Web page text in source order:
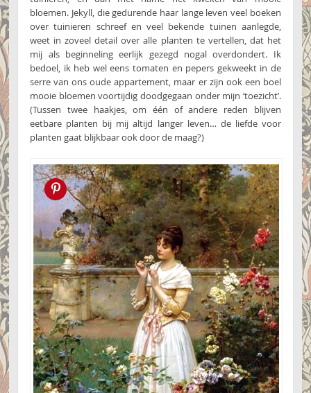
bloemen. Jekyll, die gedurende haar lange leven veel boeken
over tuinieren schreef en veel bekende tuinen aanlegde,
weet in zoveel detail over alle planten te vertellen, dat het
mij als beginneling eerlijk gezegd nogal overdondert. Ik
bedoel, ik heb wel eens tomaten en pepers gekweekt in de
serre van ons oude appartement, maar er zijn ook een boel
mooie bloemen voortijdig doodgegaan onder mijn ‘toezicht’.
(Tussen twee haakjes, om één of andere reden blijven
eetbare planten bij mij altijd langer leven… de liefde voor
planten gaat blijkbaar ook door de maag?)
Pin this!